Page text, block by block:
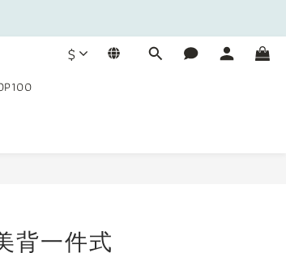
$
背一件式